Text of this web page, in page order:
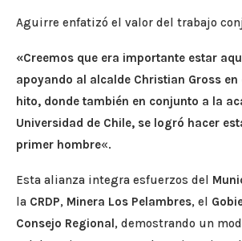
Aguirre enfatizó el valor del trabajo
«Creemos que era importante estar
apoyando al alcalde Christian Gross en
hito, donde también en conjunto a la
Universidad de Chile, se logró hacer
primer hombre«.
Esta alianza integra esfuerzos del
la CRDP, Minera Los Pelambres, el
Consejo Regional, demostrando un